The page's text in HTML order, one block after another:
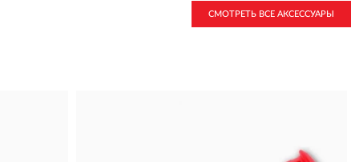
СМОТРЕТЬ ВСЕ АКСЕССУАРЫ